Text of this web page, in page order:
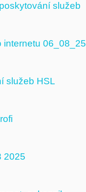
služeb
06_08_25
služeb HSL
2025